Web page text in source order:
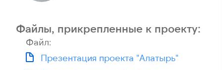
Файлы, прикрепленные к проекту:
Файл:
Презентация проекта "Алатырь"